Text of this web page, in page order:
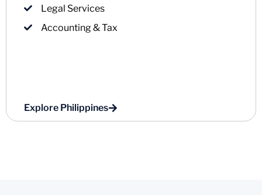
Legal Services
Accounting & Tax
Explore Philippines